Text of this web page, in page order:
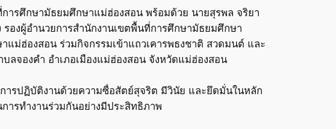
ารศึกษามัธยมศึกษาแม่ฮ่องสอน พร้อมด้วย นายสุรพล จริยา
องผู้อำนวยการสำนักงานเขตพื้นที่การศึกษามัธยมศึกษา
ม่ฮ่องสอน ร่วมกิจกรรมเข้าแถวเคารพธงชาติ สวดมนต์ และ
จองคำ อำเภอเมืองแม่ฮ่องสอน จังหวัดแม่ฮ่องสอน
ารปฏิบัติงานด้วยความซื่อสัตย์สุจริต มีวินัย และยึดมั่นในหลัก
ารทำงานร่วมกันอย่างมีประสิทธิภาพ